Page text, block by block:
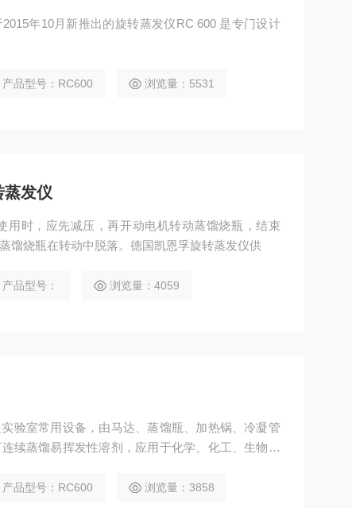
年10月新推出的旋转蒸发仪RC 600 是专门设计
产品型号：RC600 浏览量：5531
蒸发仪
用时，应先减压，再开动电机转动蒸馏烧瓶，结束
馏烧瓶在转动中脱落。德国凯恩孚旋转蒸发仪供
产品型号： 浏览量：4059
验室常用设备，由马达、蒸馏瓶、加热锅、冷凝管
续蒸馏易挥发性溶剂，应用于化学、化工、生物医
产品型号：RC600 浏览量：3858